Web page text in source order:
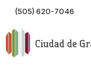
(505) 620-7046